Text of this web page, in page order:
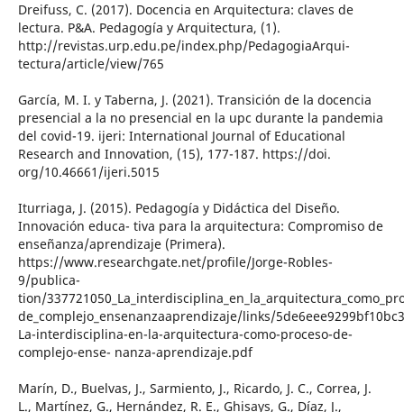
Dreifuss, C. (2017). Docencia en Arquitectura: claves de
lectura. P&A. Pedagogía y Arquitectura, (1).
http://revistas.urp.edu.pe/index.php/PedagogiaArqui-
tectura/article/view/765
García, M. I. y Taberna, J. (2021). Transición de la docencia
presencial a la no presencial en la upc durante la pandemia
del covid-19. ijeri: International Journal of Educational
Research and Innovation, (15), 177-187. https://doi.
org/10.46661/ijeri.5015
Iturriaga, J. (2015). Pedagogía y Didáctica del Diseño.
Innovación educa- tiva para la arquitectura: Compromiso de
enseñanza/aprendizaje (Primera).
https://www.researchgate.net/profile/Jorge-Robles-
9/publica-
tion/
de_complejo_ensenanzaaprendizaje/links/
La-interdisciplina-en-la-arquitectura-como-proceso-de-
complejo-ense- nanza-aprendizaje.pdf
Marín, D., Buelvas, J., Sarmiento, J., Ricardo, J. C., Correa, J.
L., Martínez, G., Hernández, R. E., Ghisays, G., Díaz, J.,